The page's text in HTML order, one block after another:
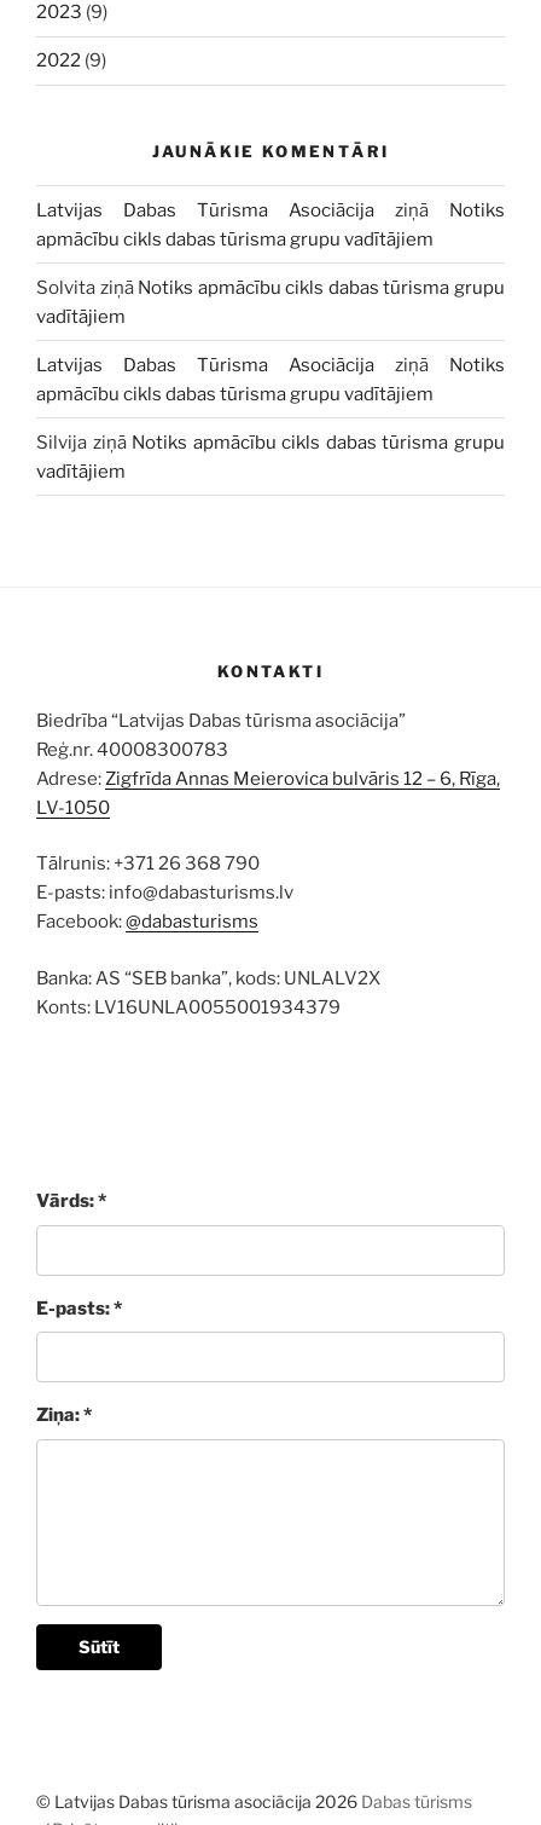
2023 (9)
2022 (9)
JAUNĀKIE KOMENTĀRI
Latvijas Dabas Tūrisma Asociācija ziņā Notiks
apmācību cikls dabas tūrisma grupu vadītājiem
Solvita ziņā Notiks apmācību cikls dabas tūrisma grupu
vadītājiem
Latvijas Dabas Tūrisma Asociācija ziņā Notiks
apmācību cikls dabas tūrisma grupu vadītājiem
Silvija ziņā Notiks apmācību cikls dabas tūrisma grupu
vadītājiem
KONTAKTI
Biedrība “Latvijas Dabas tūrisma asociācija”
Reģ.nr. 40008300783
Adrese:Zigfrīda Annas Meierovica bulvāris 12 – 6, Rīga,
LV-1050
Tālrunis: +371 26 368 790
E-pasts: info@dabasturisms.lv
Facebook:@dabasturisms
Banka: AS “SEB banka”, kods: UNLALV2X
Konts: LV16UNLA0055001934379
Vārds: *
E-pasts: *
Ziņa: *
Sūtīt
© Latvijas Dabas tūrisma asociācija 2026 Dabas tūrisms